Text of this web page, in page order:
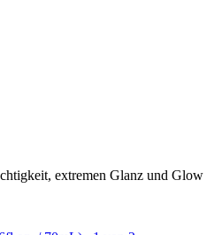
extremen Glanz und Glow